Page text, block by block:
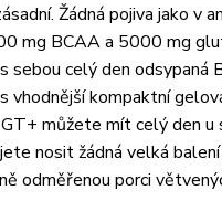
Žádná pojiva jako
mg BCAA a 5000 mg
sebou celý den
vhodnější kompaktní
můžete mít celý den u
nosit žádná velká
odměřenou porci